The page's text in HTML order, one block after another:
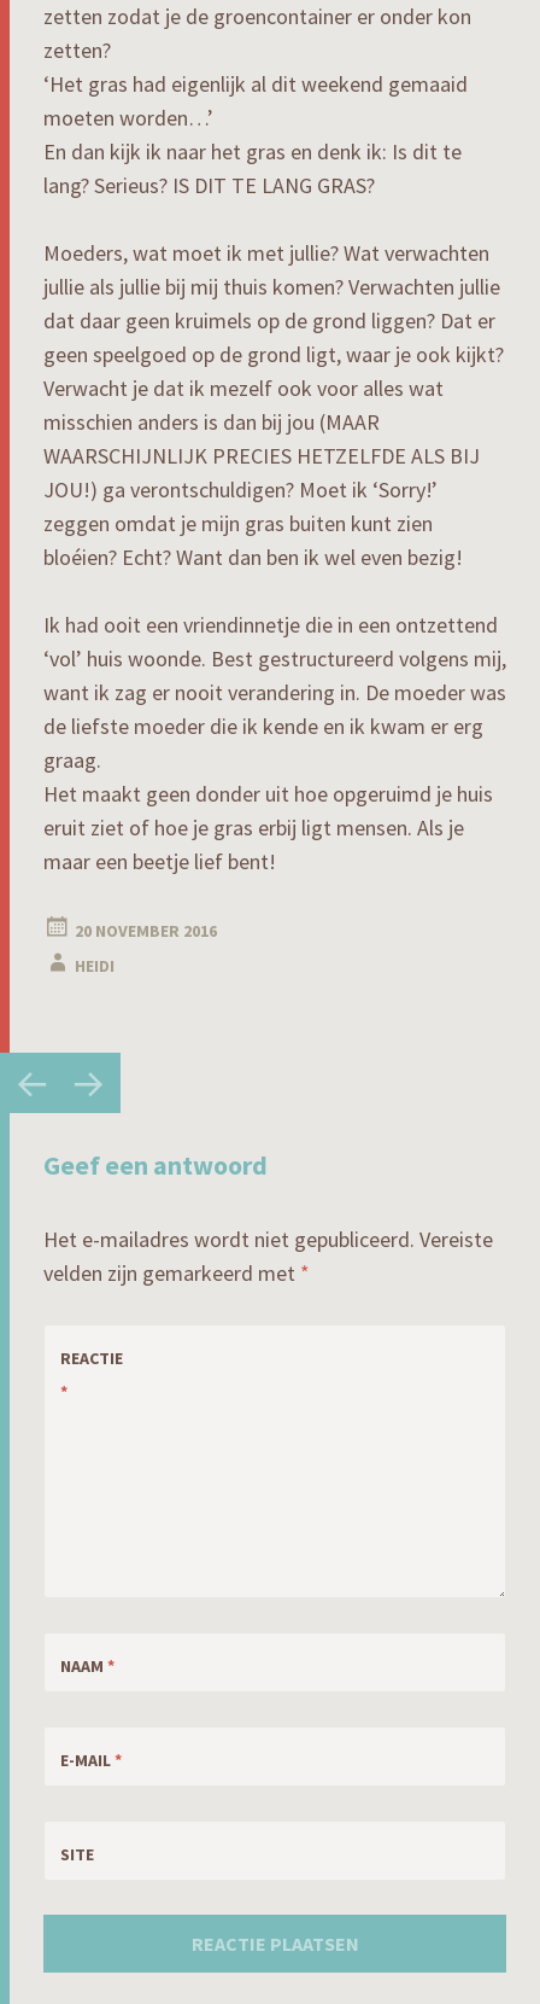
zetten zodat je de groencontainer er onder kon
zetten?
‘Het gras had eigenlijk al dit weekend gemaaid
moeten worden…’
En dan kijk ik naar het gras en denk ik: Is dit te
lang? Serieus? IS DIT TE LANG GRAS?
Moeders, wat moet ik met jullie? Wat verwachten
jullie als jullie bij mij thuis komen? Verwachten jullie
dat daar geen kruimels op de grond liggen? Dat er
geen speelgoed op de grond ligt, waar je ook kijkt?
Verwacht je dat ik mezelf ook voor alles wat
misschien anders is dan bij jou (MAAR
WAARSCHIJNLIJK PRECIES HETZELFDE ALS BIJ
JOU!) ga verontschuldigen? Moet ik ‘Sorry!’
zeggen omdat je mijn gras buiten kunt zien
bloéien? Echt? Want dan ben ik wel even bezig!
Ik had ooit een vriendinnetje die in een ontzettend
‘vol’ huis woonde. Best gestructureerd volgens mij,
want ik zag er nooit verandering in. De moeder was
de liefste moeder die ik kende en ik kwam er erg
graag.
Het maakt geen donder uit hoe opgeruimd je huis
eruit ziet of hoe je gras erbij ligt mensen. Als je
maar een beetje lief bent!
20 NOVEMBER 2016
HEIDI
Berichtnavigatie
Geef een antwoord
Het e-mailadres wordt niet gepubliceerd. Vereiste
velden zijn gemarkeerd met *
REACTIE
*
NAAM *
E-MAIL*
SITE